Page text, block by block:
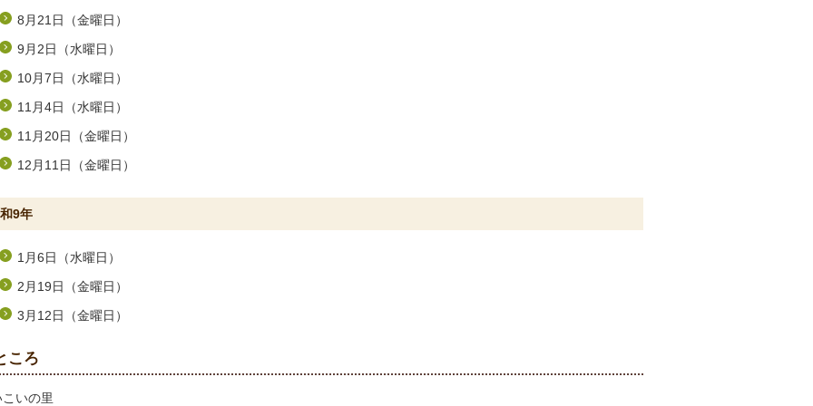
8月21日（金曜日）
9月2日（水曜日）
10月7日（水曜日）
11月4日（水曜日）
11月20日（金曜日）
12月11日（金曜日）
9年
1月6日（水曜日）
2月19日（金曜日）
3月12日（金曜日）
ころ
いの里